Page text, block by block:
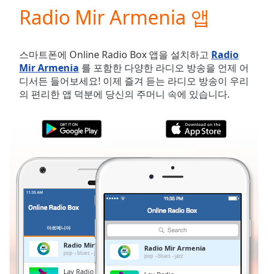
Video
Skip
Backward
Skip
Forward
Mute
0:00
Loaded:
0.00%
Stream
LIVE
currently
behind
Remaining
Radio Mir Armenia 앱
스마트폰에 Online Radio Box 앱을 설치하고 Radio
Mir Armenia 를 포함한 다양한 라디오 방송을 언제 어
디서든 들어보세요! 이제 즐겨 듣는 라디오 방송이 우리
의 편리한 앱 덕분에 당신의 주머니 속에 있습니다.
아르메니아
Radio Mir Armenia
pop blues jazz
Lav Radio
Radio Mir Armenia
pop blues jazz